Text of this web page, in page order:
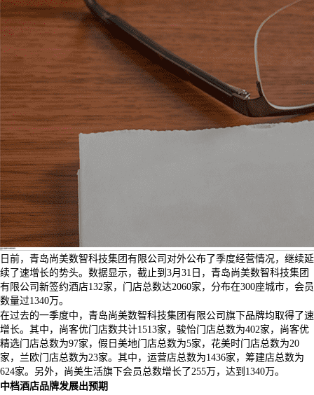
日前，青岛尚美数智科技集团有限公司对外公布了季度经营情况，继续延
续了速增长的势头。数据显示，截止到 3月 31 日，青岛尚美数智科技集团
有限公司新签约酒店132家，门店总数达2060家，分布在300座城市，会员
数量过1340万。
在过去的一季度中，青岛尚美数智科技集团有限公司旗下品牌均取得了速
增长。其中，尚客优门店数共计1513家，骏怡门店总数为402家，尚客优
精选门店总数为97家，假日美地门店总数为5家，花美时门店总数为20
家，兰欧门店总数为23家。其中，运营店总数为1436家，筹建店总数为
624家。另外，尚美生活旗下会员总数增长了255万，达到 1340万。
中档酒店品牌发展出预期